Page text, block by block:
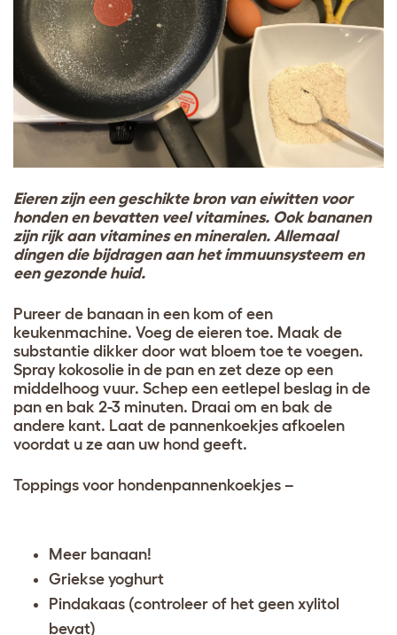
Eieren zijn een geschikte bron van eiwitten voor
honden en bevatten veel vitamines. Ook bananen
zijn rijk aan vitamines en mineralen. Allemaal
dingen die bijdragen aan het immuunsysteem en
een gezonde huid.
Pureer de banaan in een kom of een
keukenmachine. Voeg de eieren toe. Maak de
substantie dikker door wat bloem toe te voegen.
Spray kokosolie in de pan en zet deze op een
middelhoog vuur. Schep een eetlepel beslag in de
pan en bak 2-3 minuten. Draai om en bak de
andere kant. Laat de pannenkoekjes afkoelen
voordat u ze aan uw hond geeft.
Toppings voor hondenpannenkoekjes –
Meer banaan!
Griekse yoghurt
Pindakaas (controleer of het geen xylitol
bevat)